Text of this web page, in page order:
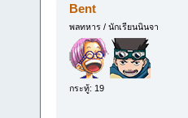
Bent
พลทหาร / นักเรียนนินจา
กระทู้: 19